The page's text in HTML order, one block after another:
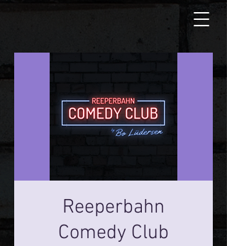
Reeperbahn
Comedy Club